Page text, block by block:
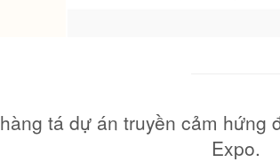
tá dự án truyền cảm
Expo.